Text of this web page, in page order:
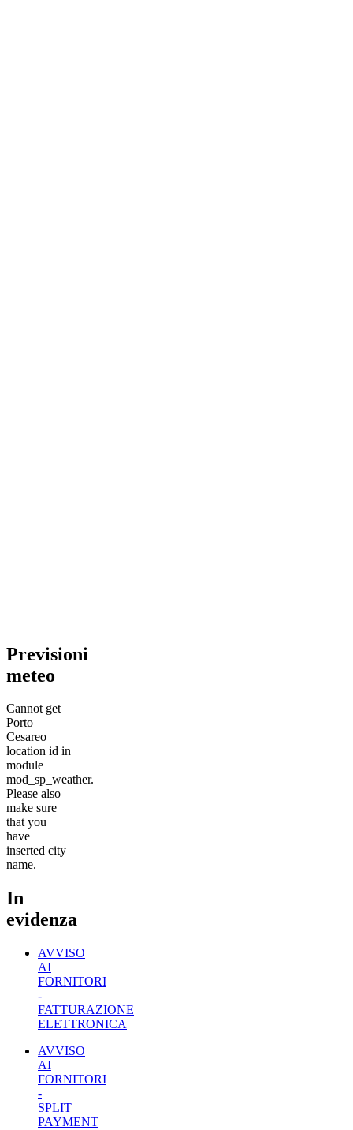
Previsioni
meteo
Cannot get
Porto
Cesareo
location id in
module
mod_sp_weather.
Please also
make sure
that you
have
inserted city
name.
In
evidenza
AVVISO
AI
FORNITORI
-
FATTURAZIONE
ELETTRONICA
AVVISO
AI
FORNITORI
-
SPLIT
PAYMENT